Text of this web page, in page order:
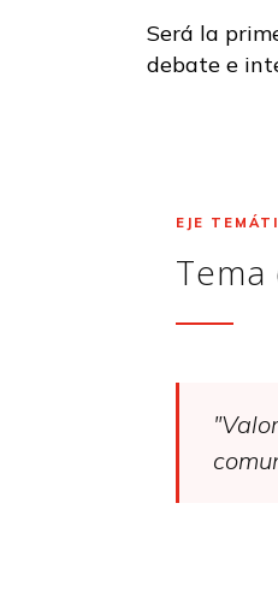
Será la
debate e
EJE
Tema